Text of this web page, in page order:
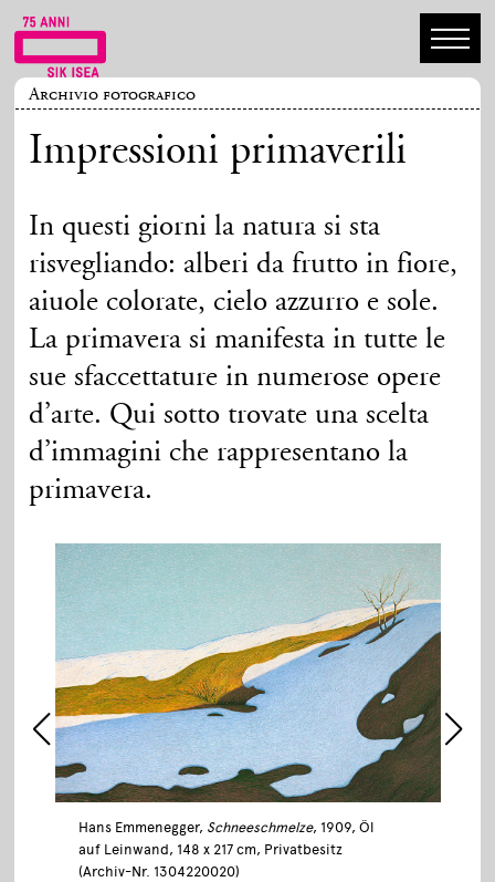
Archivio fotografico
Impressioni primaverili
In questi giorni la natura si sta
risvegliando: alberi da frutto in fiore,
aiuole colorate, cielo azzurro e sole.
La primavera si manifesta in tutte le
sue sfaccettature in numerose opere
d’arte. Qui sotto trovate una scelta
d’immagini che rappresentano la
primavera.
Hans Emmenegger, Schneeschmelze, 1909, Öl
auf Leinwand, 148 x 217 cm, Privatbesitz
(Archiv-Nr. 1304220020)